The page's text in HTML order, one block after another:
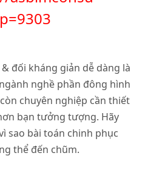
đối kháng giản dễ dàng là
nghề phần đông hình
chuyên nghiệp cần thiết
bạn tưởng tượng. Hãy
sao bài toán chinh phục
thể đến chũm.